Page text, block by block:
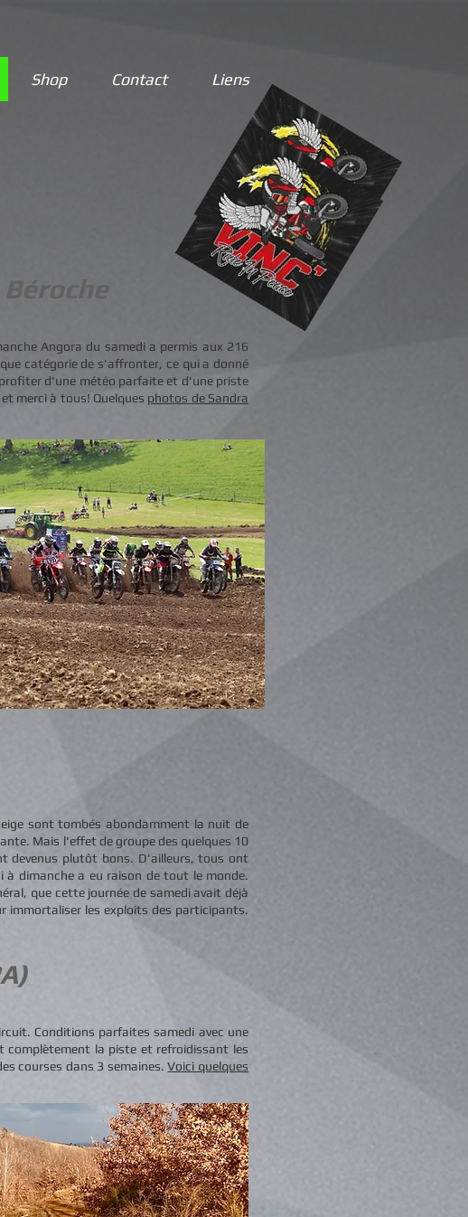
Shop Contact Liens
Angora du samedi a permis aux 216
catégorie de s'affronter, ce qui a donné
d'une météo parfaite et d'une priste
merci à tous! Quelques photos de Sandra
sont tombés abondamment la nuit de
Mais l'effet de groupe des quelques 10
devenus plutôt bons. D'ailleurs, tous ont
à dimanche a eu raison de tout le monde.
que cette journée de samedi avait déjà
immortaliser les exploits des participants.
Conditions parfaites samedi avec une
complètement la piste et refroidissant les
courses dans 3 semaines.Voici quelques